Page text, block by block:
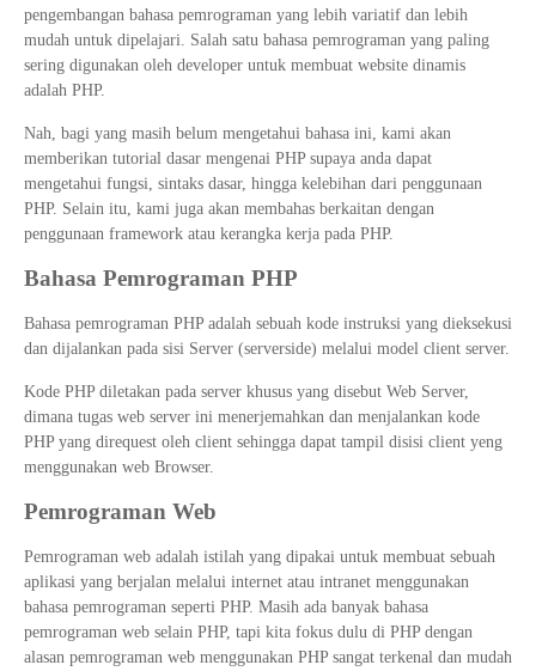
pengembangan bahasa pemrograman yang lebih variatif dan lebih
mudah untuk dipelajari. Salah satu bahasa pemrograman yang paling
sering digunakan oleh developer untuk membuat website dinamis
adalah PHP.
Nah, bagi yang masih belum mengetahui bahasa ini, kami akan
memberikan tutorial dasar mengenai PHP supaya anda dapat
mengetahui fungsi, sintaks dasar, hingga kelebihan dari penggunaan
PHP. Selain itu, kami juga akan membahas berkaitan dengan
penggunaan framework atau kerangka kerja pada PHP.
Bahasa Pemrograman PHP
Bahasa pemrograman PHP adalah sebuah kode instruksi yang dieksekusi
dan dijalankan pada sisi Server (serverside) melalui model client server.
Kode PHP diletakan pada server khusus yang disebut Web Server,
dimana tugas web server ini menerjemahkan dan menjalankan kode
PHP yang direquest oleh client sehingga dapat tampil disisi client yeng
menggunakan web Browser.
Pemrograman Web
Pemrograman web adalah istilah yang dipakai untuk membuat sebuah
aplikasi yang berjalan melalui internet atau intranet menggunakan
bahasa pemrograman seperti PHP. Masih ada banyak bahasa
pemrograman web selain PHP, tapi kita fokus dulu di PHP dengan
alasan pemrograman web menggunakan PHP sangat terkenal dan mudah